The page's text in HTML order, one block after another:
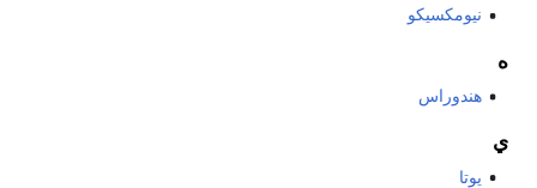
نيومكسيكو
ه
هندوراس
ي
يوتا